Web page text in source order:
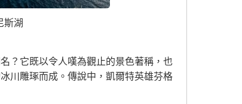
斯湖
？它既以令人嘆為觀止的景色著稱，也
川雕琢而成。傳說中，凱爾特英雄芬格